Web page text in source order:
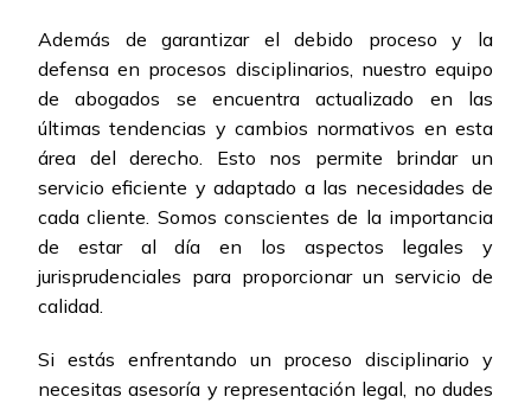
Además de garantizar el debido proceso y la
defensa en procesos disciplinarios, nuestro equipo
de abogados se encuentra actualizado en las
últimas tendencias y cambios normativos en esta
área del derecho. Esto nos permite brindar un
servicio eficiente y adaptado a las necesidades de
cada cliente. Somos conscientes de la importancia
de estar al día en los aspectos legales y
jurisprudenciales para proporcionar un servicio de
calidad.
Si estás enfrentando un proceso disciplinario y
necesitas asesoría y representación legal, no dudes